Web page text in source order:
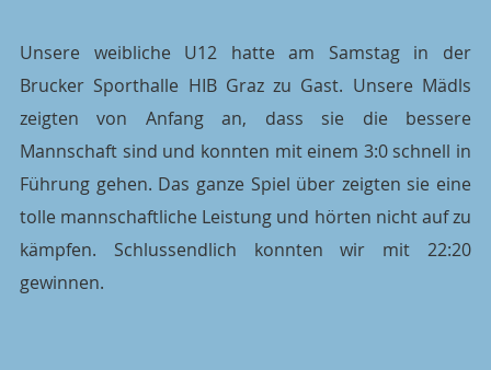
Unsere weibliche U12 hatte am Samstag in der
Brucker Sporthalle HIB Graz zu Gast. Unsere Mädls
zeigten von Anfang an, dass sie die bessere
Mannschaft sind und konnten mit einem 3:0 schnell in
Führung gehen. Das ganze Spiel über zeigten sie eine
tolle mannschaftliche Leistung und hörten nicht auf zu
kämpfen. Schlussendlich konnten wir mit 22:20
gewinnen.